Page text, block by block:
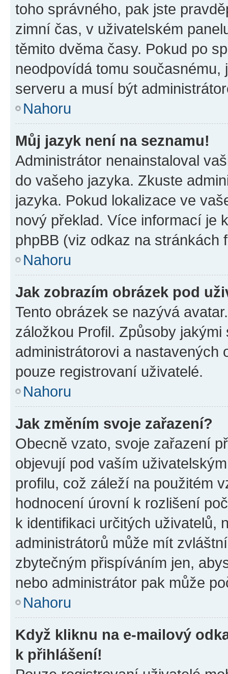
toho správného, pak jste
zimní čas, v uživatelském
těmito dvěma časy. Pokud po
neodpovídá tomu
serveru a musí být
Nahoru
Můj jazyk není na seznamu!
Administrátor nenainstaloval
do vašeho jazyka. Zkuste
jazyka. Pokud lokalizace ve
nový překlad. Více informací je
phpBB (viz odkaz na stránkách
Nahoru
Jak zobrazím obrázek pod
Tento obrázek se nazývá
záložkou Profil. Způsoby
administrátorovi a nastavených
pouze registrovaní uživatelé.
Nahoru
Jak změním svoje zařazení?
Obecně vzato, svoje zařazení
objevují pod vaším
profilu, což záleží na použitém
hodnocení úrovní k rozlišení
k identifikaci určitých uživatelů,
administrátorů může mít
zbytečným přispíváním jen,
nebo administrátor pak může
Nahoru
Když kliknu na e-mailový
k přihlášení!